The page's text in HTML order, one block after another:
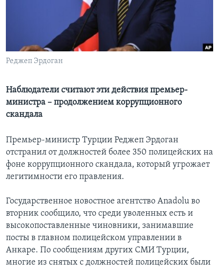
СОЦИАЛЬНЫЕ СЕТИ
Языки
Реджеп Эрдоган
Наблюдатели считают эти действия премьер-
министра – продолжением коррупционного
скандала
Премьер-министр Турции Реджеп Эрдоган
отстранил от должностей более 350 полицейских на
фоне коррупционного скандала, который угрожает
легитимности его правления.
Государственное новостное агентство Anadolu во
вторник сообщило, что среди уволенных есть и
высокопоставленные чиновники, занимавшие
посты в главном полицейском управлении в
Анкаре. По сообщениям других СМИ Турции,
многие из снятых с должностей полицейских были